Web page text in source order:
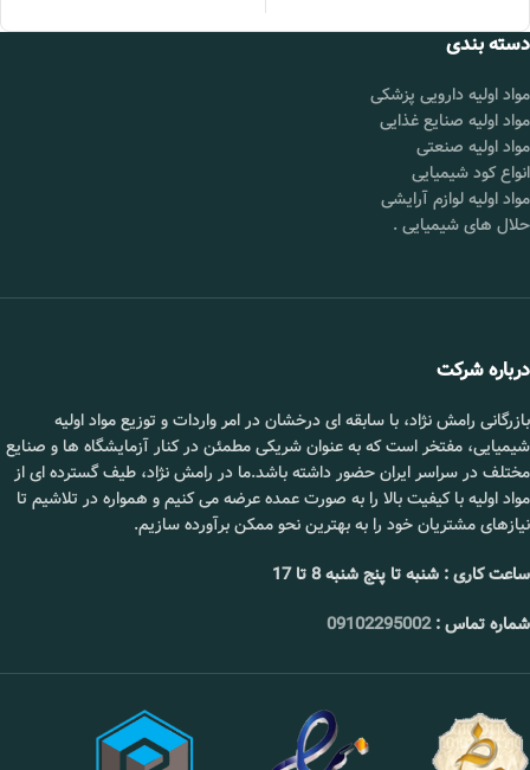
پتاسیم
بصورت عمده
گوگرد و
سولفیت​
بصورت عمده
دی اکسید
کربن​
قیمت :
تماس بگیرید.
کیلویی
دسته بندی
مواد اولیه دارویی پزشکی
مواد اولیه صنایع غذایی
مواد اولیه صنعتی
انواع کود شیمیایی
مواد اولیه لوازم آرایشی
حلال های شیمیایی .
درباره شرکت
بازرگانی رامش نژاد، با سابقه ای درخشان در امر واردات و توزیع مواد اولیه
شیمیایی، مفتخر است که به عنوان شریکی مطمئن در کنار آزمایشگاه ها و صنایع
مختلف در سراسر ایران حضور داشته باشد.ما در رامش نژاد، طیف گسترده ای از
مواد اولیه با کیفیت بالا را به صورت عمده عرضه می کنیم و همواره در تلاشیم تا
نیازهای مشتریان خود را به بهترین نحو ممکن برآورده سازیم.
ساعت کاری : شنبه تا پنج شنبه 8 تا 17
شماره تماس :09102295002